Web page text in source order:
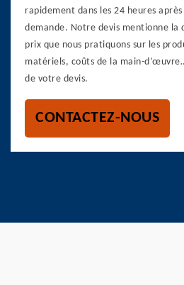
rapidement dans les 24 heures
demande. Notre devis mentionne la
prix que nous pratiquons sur les
matériels, coûts de la main-
de votre devis.
CONTACTEZ-NOUS